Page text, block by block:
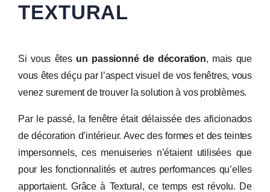
TEXTURAL
Si vous êtes un passionné de décoration, mais que
vous êtes déçu par l’aspect visuel de vos fenêtres, vous
venez surement de trouver la solution à vos problèmes.
Par le passé, la fenêtre était délaissée des aficionados
de décoration d’intérieur. Avec des formes et des teintes
impersonnels, ces menuiseries n’étaient utilisées que
pour les fonctionnalités et autres performances qu’elles
apportaient. Grâce à Textural, ce temps est révolu. De